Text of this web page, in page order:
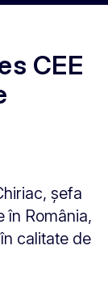
CEE
șefa
în România,
calitate de